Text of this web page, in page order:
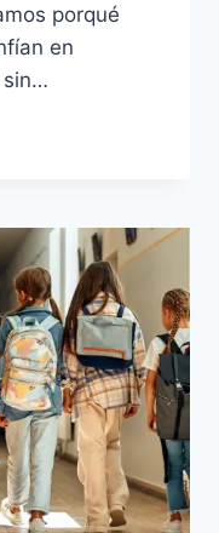
porqué
en
sin…